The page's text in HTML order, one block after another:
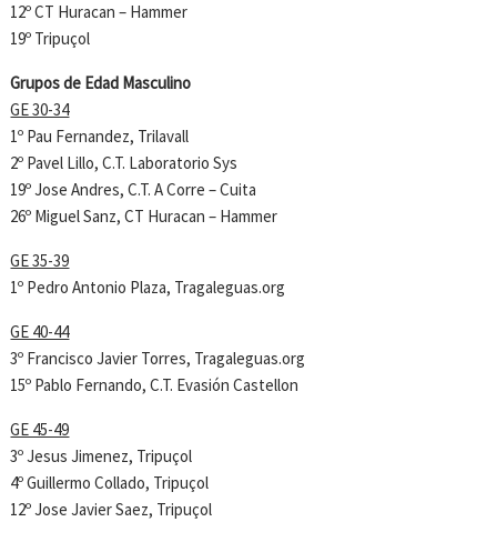
12º CT Huracan – Hammer
19º Tripuçol
Grupos de Edad Masculino
GE 30-34
1º Pau Fernandez, Trilavall
2º Pavel Lillo, C.T. Laboratorio Sys
19º Jose Andres, C.T. A Corre – Cuita
26º Miguel Sanz, CT Huracan – Hammer
GE 35-39
1º Pedro Antonio Plaza, Tragaleguas.org
GE 40-44
3º Francisco Javier Torres, Tragaleguas.org
15º Pablo Fernando, C.T. Evasión Castellon
GE 45-49
3º Jesus Jimenez, Tripuçol
4º Guillermo Collado, Tripuçol
12º Jose Javier Saez, Tripuçol